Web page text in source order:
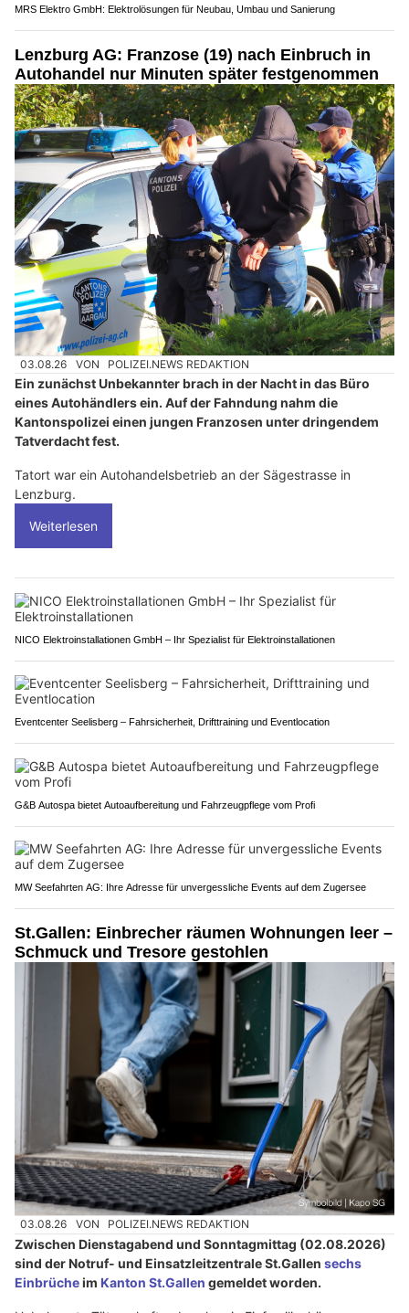
MRS Elektro GmbH: Elektrolösungen für Neubau, Umbau und Sanierung
Lenzburg AG: Franzose (19) nach Einbruch in
Autohandel nur Minuten später festgenommen
03.08.26 VON POLIZEI.NEWS REDAKTION
Ein zunächst Unbekannter brach in der Nacht in das Büro
eines Autohändlers ein. Auf der Fahndung nahm die
Kantonspolizei einen jungen Franzosen unter dringendem
Tatverdacht fest.
Tatort war ein Autohandelsbetrieb an der Sägestrasse in
Lenzburg.
Weiterlesen
NICO Elektroinstallationen GmbH – Ihr Spezialist für Elektroinstallationen
Eventcenter Seelisberg – Fahrsicherheit, Drifttraining und Eventlocation
G&B Autospa bietet Autoaufbereitung und Fahrzeugpflege vom Profi
MW Seefahrten AG: Ihre Adresse für unvergessliche Events auf dem Zugersee
St.Gallen: Einbrecher räumen Wohnungen leer –
Schmuck und Tresore gestohlen
03.08.26 VON POLIZEI.NEWS REDAKTION
Zwischen Dienstagabend und Sonntagmittag (02.08.2026)
sind der Notruf- und Einsatzleitzentrale St.Gallen sechs
Einbrücheim Kanton St.Gallen gemeldet worden.